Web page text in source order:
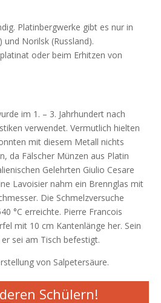
Platinbergwerke gibt es nur in
und Norilsk (Russland).
oder beim Erhitzen von
im 1. – 3. Jahrhundert nach
verwendet. Vermutlich hielten
mit diesem Metall nichts
da Fälscher Münzen aus Platin
Gelehrten Giulio Cesare
Lavoisier nahm ein Brennglas mit
Die Schmelzversuche
°C erreichte. Pierre Francois
mit 10 cm Kantenlänge her. Sein
sei am Tisch befestigt.
von Salpetersäure.
Schülern!